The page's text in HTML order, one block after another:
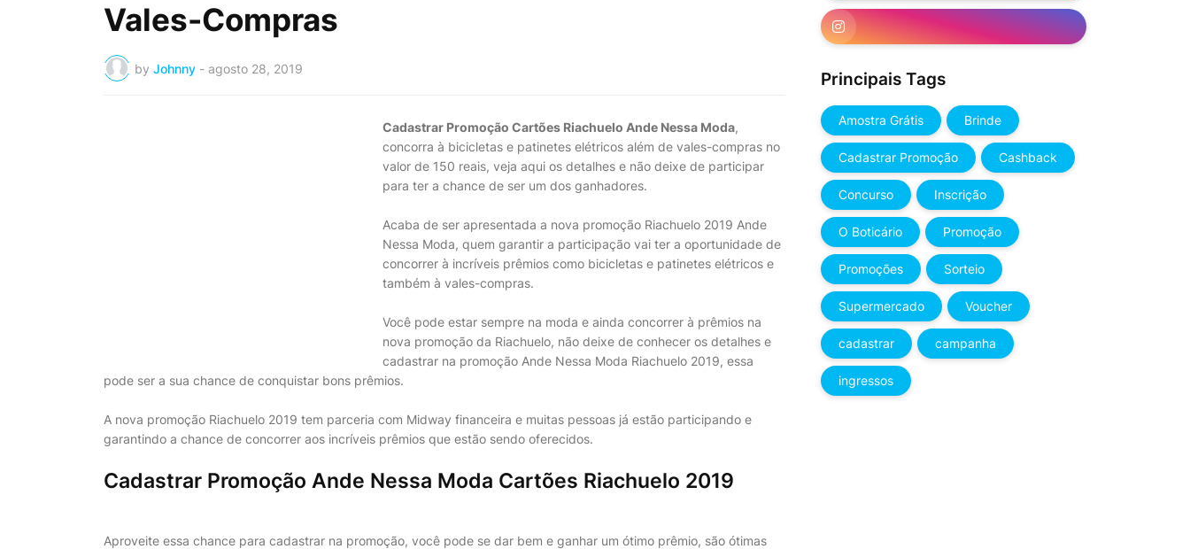
Vales-Compras
by Johnny - agosto 28, 2019
Cadastrar Promoção Cartões Riachuelo Ande Nessa Moda,
concorra à bicicletas e patinetes elétricos além de vales-compras no
valor de 150 reais, veja aqui os detalhes e não deixe de participar
para ter a chance de ser um dos ganhadores.
Acaba de ser apresentada a nova promoção Riachuelo 2019 Ande
Nessa Moda, quem garantir a participação vai ter a oportunidade de
concorrer à incríveis prêmios como bicicletas e patinetes elétricos e
também à vales-compras.
Você pode estar sempre na moda e ainda concorrer à prêmios na
nova promoção da Riachuelo, não deixe de conhecer os detalhes e
cadastrar na promoção Ande Nessa Moda Riachuelo 2019, essa
pode ser a sua chance de conquistar bons prêmios.
A nova promoção Riachuelo 2019 tem parceria com Midway financeira e muitas pessoas já estão participando e
garantindo a chance de concorrer aos incríveis prêmios que estão sendo oferecidos.
Cadastrar Promoção Ande Nessa Moda Cartões Riachuelo 2019
Aproveite essa chance para cadastrar na promoção, você pode se dar bem e ganhar um ótimo prêmio, são ótimas
Principais Tags
Amostra Grátis Brinde
Cadastrar Promoção Cashback
Concurso Inscrição
O Boticário Promoção
Promoções Sorteio
Supermercado Voucher
cadastrar campanha
ingressos